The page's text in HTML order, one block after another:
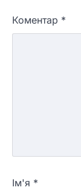
Коментар *
Ім'я *